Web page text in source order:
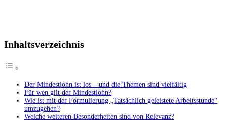
Inhaltsverzeichnis
Der Mindestlohn ist los – und die Themen sind vielfältig
Für wen gilt der Mindestlohn?
Wie ist mit der Formulierung „Tatsächlich geleistete Arbeitsstunde“
umzugehen?
Welche weiteren Besonderheiten sind von Relevanz?